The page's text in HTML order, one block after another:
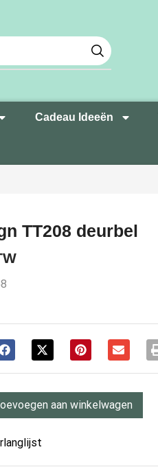
Cadeau Ideeën
TT208 deurbel
aan winkelwagen